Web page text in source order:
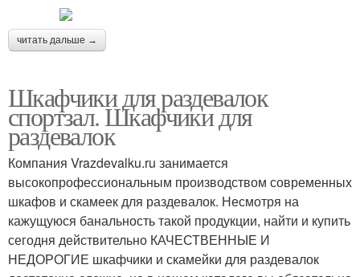
читать дальше →
Шкафчики для раздевалок
спортзал. Шкафчики для
раздевалок
Компания Vrazdevalku.ru занимается
высокопрофессиональным производством современных
шкафов и скамеек для раздевалок. Несмотря на
кажущуюся банальность такой продукции, найти и купить
сегодня действительно КАЧЕСТВЕННЫЕ И
НЕДОРОГИЕ шкафчики и скамейки для раздевалок